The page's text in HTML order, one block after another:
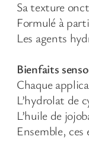
Sa texture
Formulé à
Les agents
Bienfaits
Chaque
L’hydrolat de
L’huile de
Ensemble,